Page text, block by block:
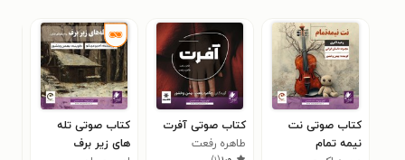
کتاب صوتی نت
نیمه تمام
کتاب صوتی آفرت
طاهره رفعت
کتاب صوتی تله‌
های زیر برف